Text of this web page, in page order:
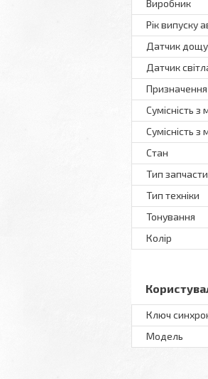
Виробник
Рік випуску
Датчик дощу
Датчик
Призначення
Сумісність
Сумісність
Стан
Тип
Тип техніки
Тонування
Колір
Ключ
Мoдель